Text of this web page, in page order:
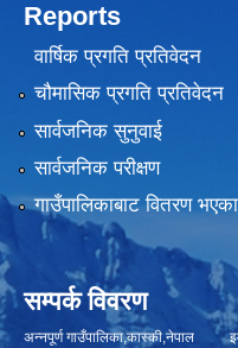
Reports
वार्षिक प्रगति प्रतिवेदन
चौमासिक प्रगति प्रतिवेदन
सार्वजनिक सुनुवाई
सार्वजनिक परीक्षण
गाउँपालिकाबाट वितरण
सम्पर्क विवरण
अन्नपूर्ण गाउँपालिका,कास्की,नेपाल